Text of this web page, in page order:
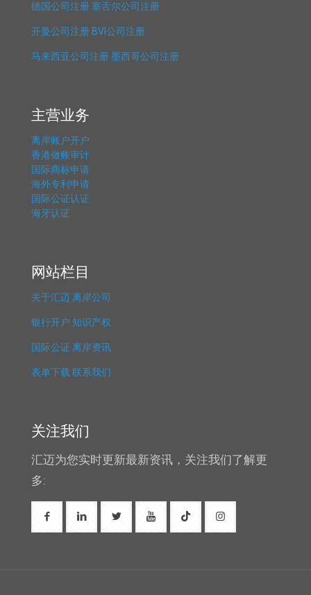
德国公司注册塞舌尔公司注册
开曼公司注册 BVI公司注册
马来西亚公司注册墨西哥公司注册
主营业务
离岸账户开户
香港做账审计
国际商标申请
海外专利申请
国际公证认证
海牙认证
网站栏目
关于汇迈离岸公司
银行开户 知识产权
国际公证 离岸资讯
表单下载联系我们
关注我们
汇迈为您实时更新最新资讯，关注我们了解更
多: